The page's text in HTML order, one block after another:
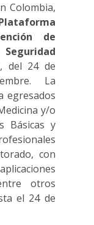
Colombia,
de
, del 24 de
La
egresados
y/o
Básicas y
con
otros
el 24 de